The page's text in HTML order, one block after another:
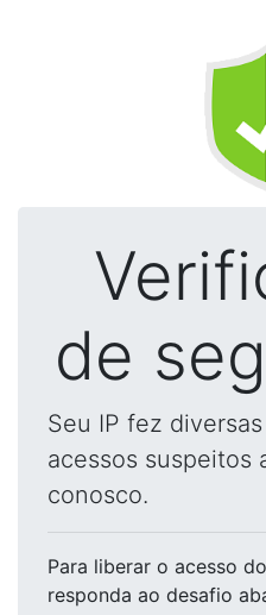
de
Seu IP fez
acessos suspeitos
conosco.
Para liberar o acesso
responda ao desafio